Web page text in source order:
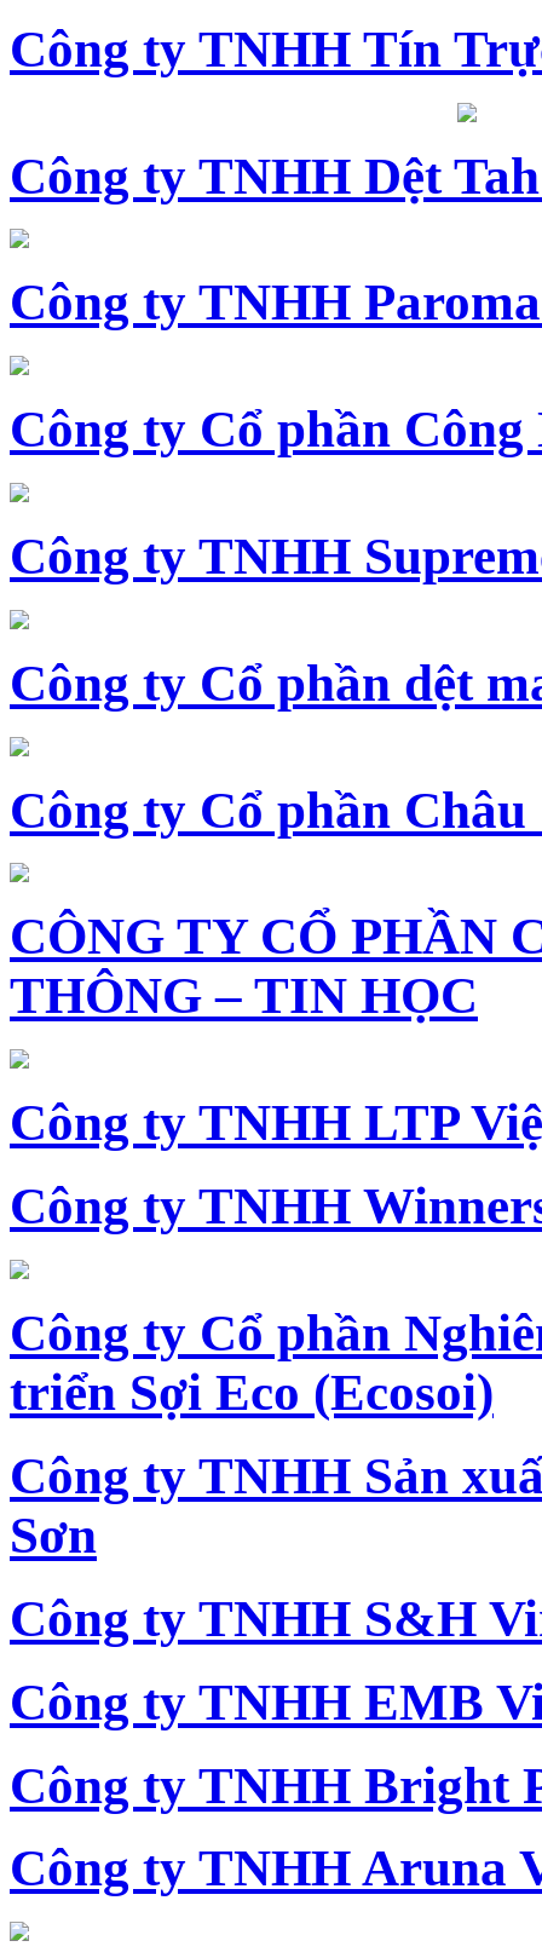
Công ty TNHH Tín
Công ty TNHH Dệt
Công ty TNHH
Công ty Cổ phần Công
Công ty TNHH
Công ty Cổ phần dệt
Công ty Cổ phần Châu
CÔNG TY CỔ PHẦN
THÔNG – TIN HỌC
Công ty TNHH LTP
Công ty TNHH
Công ty Cổ phần
triển Sợi Eco (Ecosoi)
Công ty TNHH Sản
Sơn
Công ty TNHH S&H
Công ty TNHH EMB
Công ty TNHH Bright
Công ty TNHH Aruna